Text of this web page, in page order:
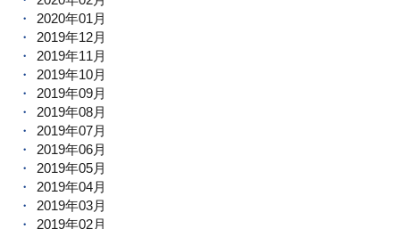
2020年01月
2019年12月
2019年11月
2019年10月
2019年09月
2019年08月
2019年07月
2019年06月
2019年05月
2019年04月
2019年03月
2019年02月